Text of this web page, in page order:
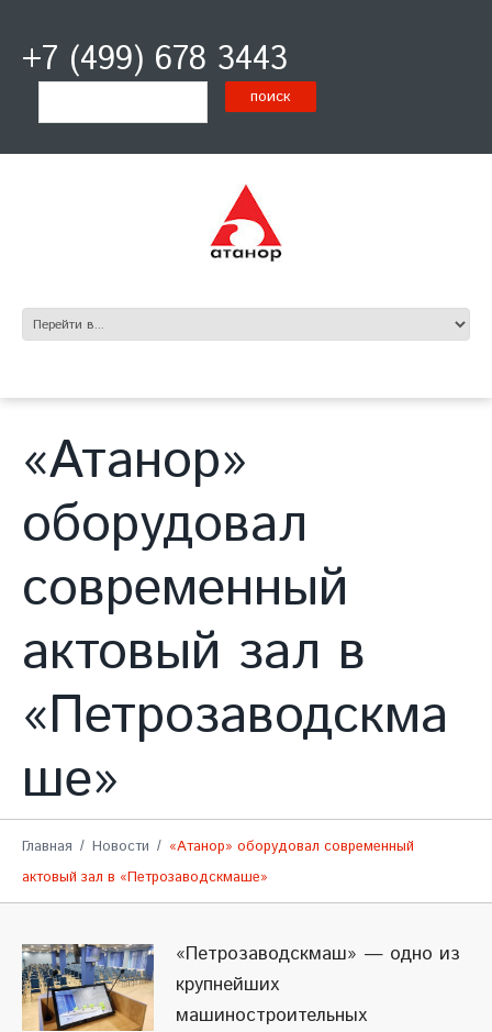
+7 (499) 678 3443
«Атанор»
оборудовал
современный
актовый зал в
«Петрозаводскма
ше»
Главная Новости
«Атанор» оборудовал современный
актовый зал в «Петрозаводскмаше»
«Петрозаводскмаш» — одно из
крупнейших
машиностроительных